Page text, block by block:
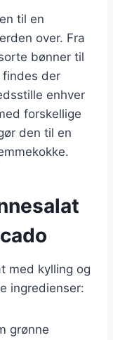
til en
over. Fra
bønner til
der
enhver
forskellige
den til en
med kylling og
ingredienser:
grønne